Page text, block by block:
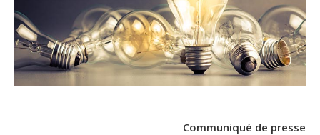
Communiqué de presse